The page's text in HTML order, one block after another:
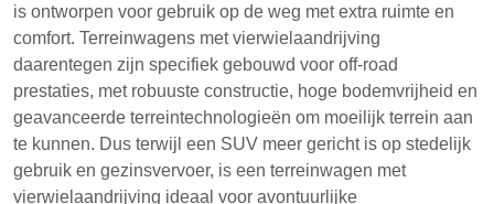
is ontworpen voor gebruik op de weg met extra ruimte en
comfort. Terreinwagens met vierwielaandrijving
daarentegen zijn specifiek gebouwd voor off-road
prestaties, met robuuste constructie, hoge bodemvrijheid en
geavanceerde terreintechnologieën om moeilijk terrein aan
te kunnen. Dus terwijl een SUV meer gericht is op stedelijk
gebruik en gezinsvervoer, is een terreinwagen met
vierwielaandrijving ideaal voor avontuurlijke